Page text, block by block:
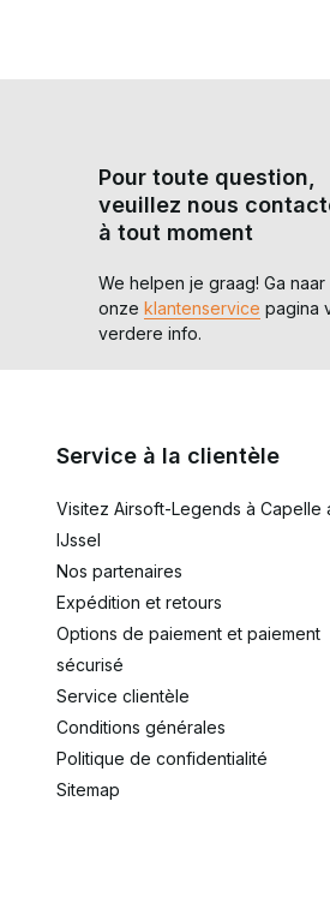
Pour toute question,
veuillez nous
à tout moment
We helpen je graag! Ga naar
onze klantenservice pagina
verdere info.
Service à la clientèle
Visitez Airsoft-Legends à Capelle
IJssel
Nos partenaires
Expédition et retours
Options de paiement et paiement
sécurisé
Service clientèle
Conditions générales
Politique de confidentialité
Sitemap